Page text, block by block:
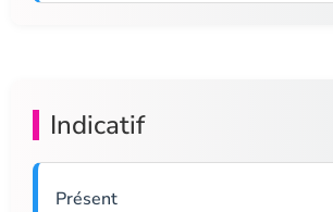
Indicatif
Présent